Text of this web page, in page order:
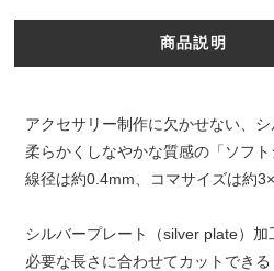
商品説明
アクセサリー制作に欠かせない、
柔らかくしなやかな質感の「ソフ
線径は約0.4mm、コマサイズは約
シルバープレート（silver plate）加
必要な長さに合わせてカットでき